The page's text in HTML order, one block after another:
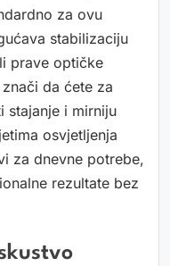
za ovu
stabilizaciju
prave optičke
da ćete za
stajanje i mirniju
osvjetljenja
za dnevne potrebe,
rezultate bez